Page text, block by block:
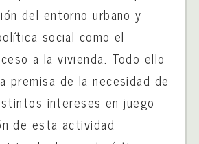
del entorno urbano y
social como el
a la vivienda. Todo ello
premisa de la necesidad de
intereses en juego
de esta actividad